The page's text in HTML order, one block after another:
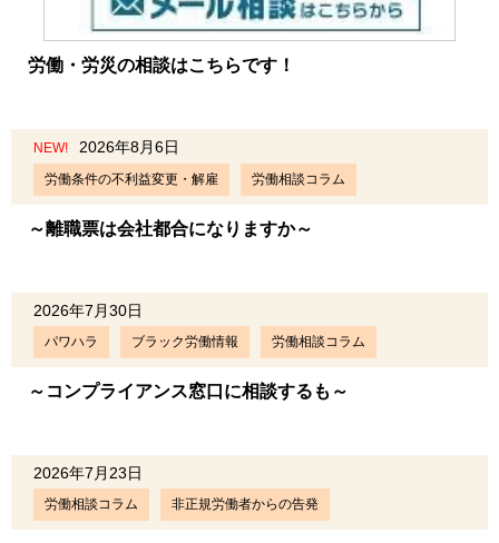
労働・労災の相談はこちらです！
NEW! 2026年8月6日
労働条件の不利益変更・解雇 労働相談コラム
～離職票は会社都合になりますか～
2026年7月30日
パワハラ ブラック労働情報 労働相談コラム
～コンプライアンス窓口に相談するも～
2026年7月23日
労働相談コラム 非正規労働者からの告発